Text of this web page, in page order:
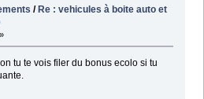
/ Re : vehicules à boite auto et
tu te vois filer du bonus ecolo si tu